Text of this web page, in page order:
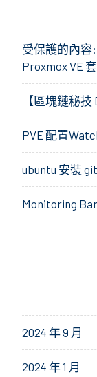
受保護的內容:
Proxmox VE
【區塊鏈秘
PVE 配置
ubuntu 安裝
Monitoring
2024 年 9 月
2024 年 1 月